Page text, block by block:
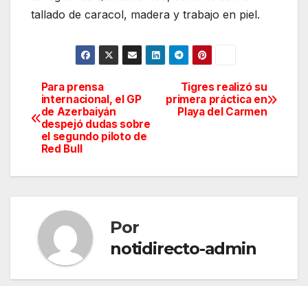
tallado de caracol, madera y trabajo en piel.
Navegación
de
entradas
Tigres realizó su
primera práctica en
Playa del Carmen
Para prensa
internacional, el GP
de Azerbaiyán
despejó dudas sobre
el segundo piloto de
Red Bull
Por
notidirecto-admin